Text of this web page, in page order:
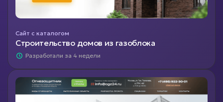
Сайт с каталогом
Строительство домов из газоблока
Разработали за 4 недели